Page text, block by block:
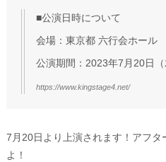
■公演日時について
会場：東京都 六行会ホール
公演期間：2023年7月20日（
https://www.kingstage4.net/
7月20日より上演されます！アフ
よ！